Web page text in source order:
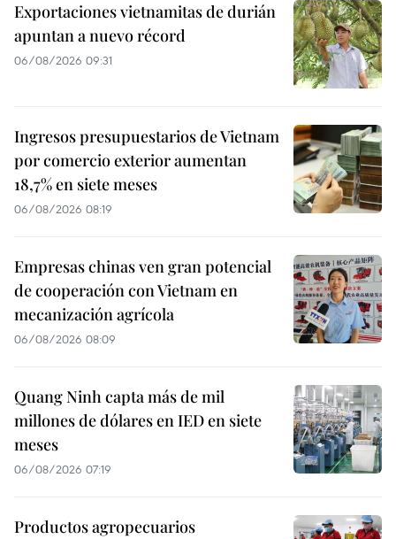
Exportaciones vietnamitas de durián
apuntan a nuevo récord
06/08/2026 09:31
Ingresos presupuestarios de Vietnam
por comercio exterior aumentan
18,7% en siete meses
06/08/2026 08:19
Empresas chinas ven gran potencial
de cooperación con Vietnam en
mecanización agrícola
06/08/2026 08:09
Quang Ninh capta más de mil
millones de dólares en IED en siete
meses
06/08/2026 07:19
Productos agropecuarios